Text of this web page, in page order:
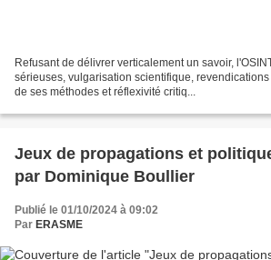
Refusant de délivrer verticalement un savoir,
sérieuses, vulgarisation scientifique,
de ses méthodes et réflexivité critiq...
Jeux de propagations et
par Dominique Boullier
Publié le 01/10/2024 à 09:02
Par ERASME